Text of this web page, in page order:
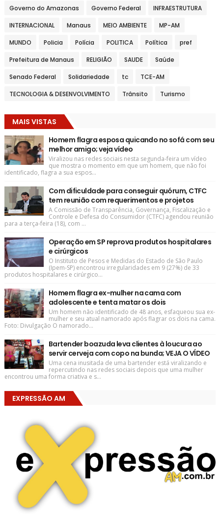
Governo do Amazonas Governo Federal INFRAESTRUTURA
INTERNACIONAL Manaus MEIO AMBIENTE MP-AM
MUNDO Policia Polícia POLITICA Política pref
Prefeitura de Manaus RELIGIÃO SAUDE Saúde
Senado Federal Solidariedade tc TCE-AM
TECNOLOGIA & DESENVOLVIMENTO Trânsito Turismo
MAIS VISTAS
Homem flagra esposa quicando no sofá com seu
melhor amigo; veja vídeo
Viralizou nas redes sociais nesta segunda-feira um vídeo
que mostra o momento em que um homem, que não foi
identificado, flagra a sua espos...
Com dificuldade para conseguir quórum, CTFC
tem reunião com requerimentos e projetos
A Comissão de Transparência, Governança, Fiscalização e
Controle e Defesa do Consumidor (CTFC) agendou reunião
para a terça-feira (18), com ...
Operação em SP reprova produtos hospitalares
e cirúrgicos
O Instituto de Pesos e Medidas do Estado de São Paulo
(Ipem-SP) encontrou irregularidades em 9 (27%) de 33
produtos hospitalares e cirúrgico...
Homem flagra ex-mulher na cama com
adolescente e tenta matar os dois
Um homem não identificado de 48 anos, esfaqueou sua ex-
mulher e seu atual namorado após flagrar os dois na cama.
Foto: Divulgação O namorado...
Bartender boazuda leva clientes à loucura ao
servir cerveja com copo na bunda; VEJA O VÍDEO
Uma cena inusitada de uma bartender está viralizando e
repercutindo nas redes sociais depois que uma mulher
encontrou uma forma criativa e s...
EXPRESSÃO AM